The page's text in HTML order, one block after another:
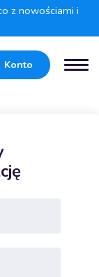
z nowościami i
Konto